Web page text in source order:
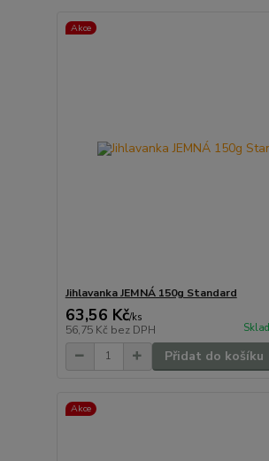
Akce
Jihlavanka JEMNÁ 150g Standard
63,56 Kč/ks
56,75 Kč bez DPH
Přidat do košíku
Akce